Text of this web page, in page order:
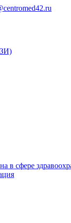
в сфере